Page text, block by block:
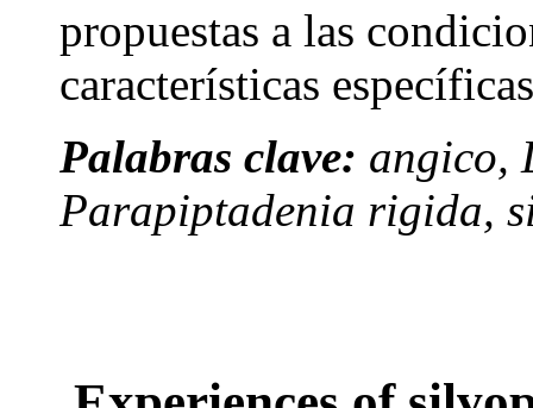
propuestas a las
características
Palabras clave: angico,
Parapiptadenia rigida,